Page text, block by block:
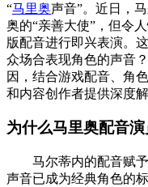
“马里奥声音”。近日，
奥的“亲善大使”，但令
版配音进行即兴表演。
众场合表现角色的声音
因，结合游戏配音、角
和内容创作者提供深度解
为什么马里奥配音
马尔蒂内的配音赋
声音已成为经典角色的